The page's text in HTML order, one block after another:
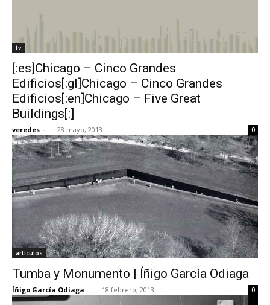
tv
[:es]Chicago – Cinco Grandes
Edificios[:gl]Chicago – Cinco Grandes
Edificios[:en]Chicago – Five Great
Buildings[:]
veredes - 28 mayo, 2013 0
artículos
Tumba y Monumento | Íñigo García Odiaga
Íñigo García Odiaga - 18 febrero, 2013 0